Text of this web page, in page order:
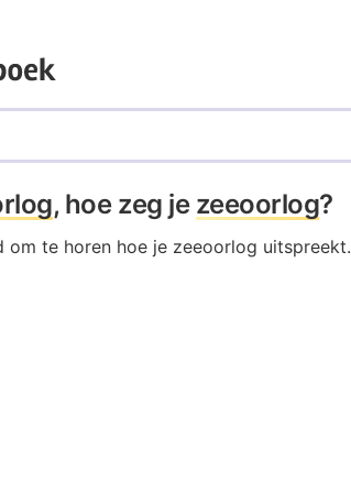
, hoe zeg je zeeoorlog?
om te horen hoe je zeeoorlog uitspreekt.